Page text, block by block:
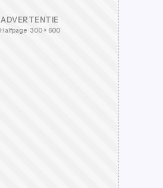
ADVERTENTIE
Halfpage · 300 × 600